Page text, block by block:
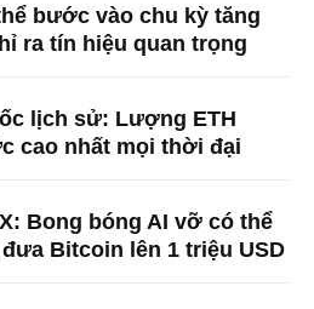
bước vào chu kỳ tăng
ra tín hiệu quan trọng
lịch sử: Lượng ETH
cao nhất mọi thời đại
Bong bóng AI vỡ có thể
Bitcoin lên 1 triệu USD